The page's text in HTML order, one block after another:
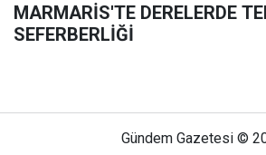
MARMARİS'TE DERELERDE
SEFERBERLİĞİ
Gündem Gazetesi ©